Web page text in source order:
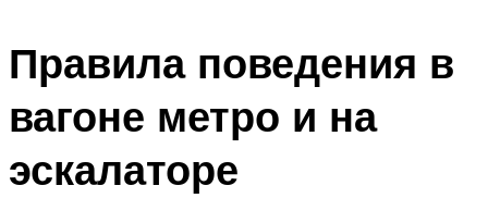
Правила поведения в
вагоне метро и на
эскалаторе